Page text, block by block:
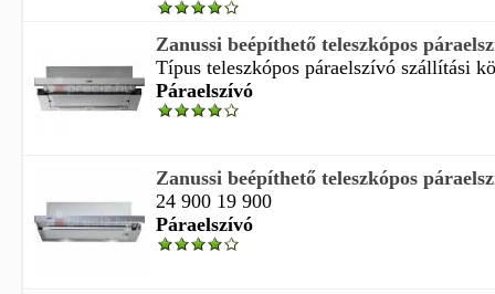
Zanussi beépíthető teleszkópos
Típus teleszkópos páraelszívó szállítási
Páraelszívó
Zanussi beépíthető teleszkópos
24 900 19 900
Páraelszívó